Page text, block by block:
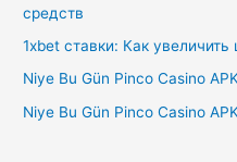
r
:
средств
1xbet ставки: Как
Niye Bu Gün Pinco Casino
Niye Bu Gün Pinco Casino